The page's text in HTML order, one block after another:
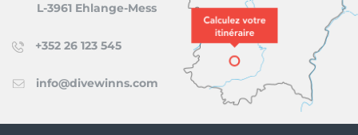
L-3961 Ehlange-Mess
+352 26 123 545
info@divewinns.com